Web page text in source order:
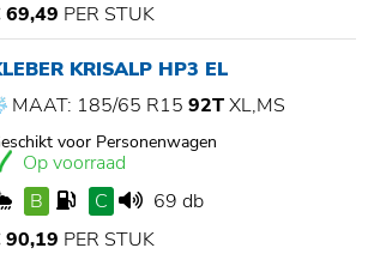
69,49 PER STUK
KRISALP HP3 EL
MAAT: 185/65 R15 92TXL,MS
voor Personenwagen
Op voorraad
B
C
69 db
90,19 PER STUK